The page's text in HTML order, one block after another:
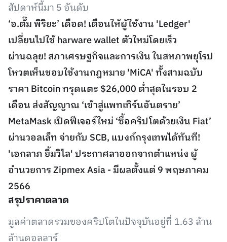
สัปดาห์นี้มา 5 อันดับ
‘อ.ตั๊ม พิริยะ’ เดือด! เตือนให้ผู้ใช้งาน 'Ledger'
เปลี่ยนไปใช้ harware wallet ตัวใหม่โดยเร็ว
ผ่านฉลุย! สภาเศรษฐกิจและการเงิน ในสหภาพยุโรป
โหวตเห็นชอบใช้งานกฎหมาย 'MiCA' ทั้งสามฉบับ
ราคา Bitcoin ทรุดแตะ $26,000 ต่ำสุดในรอบ 2
เดือน ส่งสัญญาณ ‘เข้าสู่แพทเทิร์นอันตราย’
MetaMask เปิดฟีเจอร์ใหม่ ‘ซื้อคริปโตด้วยเงิน Fiat’
ผ่านวอลเล็ท จ่ายกับ SCB, แบงก์กรุงเทพได้ทันที!
'เอกลาภ ยิ้มวิไล' ประกาศลาออกจากตำแหน่ง ผู้
อำนวยการ Zipmex Asia - มีผลตั้งแต่ 9 พฤษภาคม
2566
สรุปราคาตลาด
มูลค่าตลาดรวมของคริปโตในปัจจุบันอยู่ที่ 1.63 ล้าน
ล้านดอลลาร์